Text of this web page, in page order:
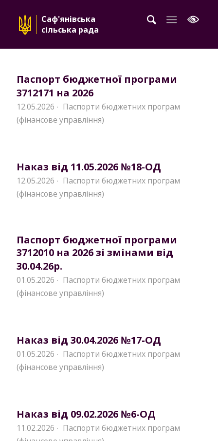
Саф'янівська
сільська рада
Паспорт бюджетної програми
3712171 на 2026
12.05.2026 · Паспорти бюджетних програм
(фінансове управління)
Наказ від 11.05.2026 №18-ОД
12.05.2026 · Паспорти бюджетних програм
(фінансове управління)
Паспорт бюджетної програми
3712010 на 2026 зі змінами від
30.04.26р.
01.05.2026 · Паспорти бюджетних програм
(фінансове управління)
Наказ від 30.04.2026 №17-ОД
01.05.2026 · Паспорти бюджетних програм
(фінансове управління)
Наказ від 09.02.2026 №6-ОД
11.02.2026 · Паспорти бюджетних програм